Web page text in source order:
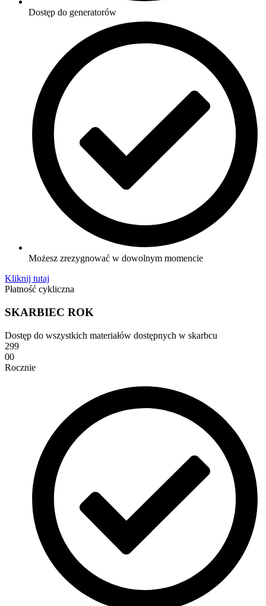
Dostęp do generatorów
Możesz zrezygnować w dowolnym momencie
Kliknij tutaj
Płatność cykliczna
SKARBIEC ROK
Dostęp do wszystkich materiałów dostępnych w skarbcu
299
00
Rocznie